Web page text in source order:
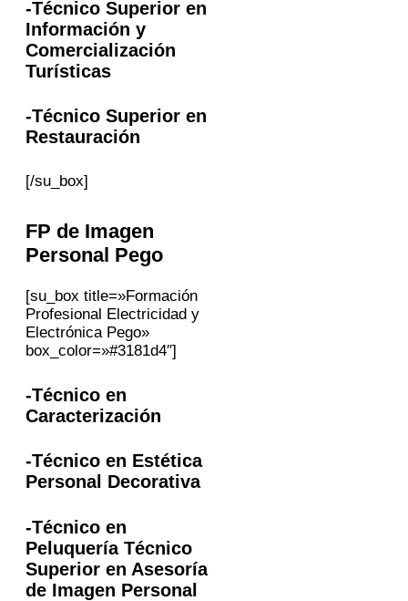
-Técnico Superior en
Información y
Comercialización
Turísticas
-Técnico Superior en
Restauración
[/su_box]
FP de Imagen
Personal Pego
[su_box title=»Formación
Profesional Electricidad y
Electrónica Pego»
box_color=»#3181d4″]
-Técnico en
Caracterización
-Técnico en Estética
Personal Decorativa
-Técnico en
Peluquería Técnico
Superior en Asesoría
de Imagen Personal